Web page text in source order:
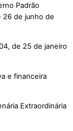
Padrão
26 de junho de
de 25 de janeiro
e financeira
Extraordinária